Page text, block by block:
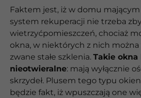
Faktem jest, iż w domu
system rekuperacji nie trzeba
wietrzyćpomieszczeń, chociaż
okna, w niektórych z nich
zwane stałe szklenia. Takie okna
nieotwieralne: mają wyłącznie
skrzydeł. Plusem tego typu
będzie fakt, iż wpuszczają one